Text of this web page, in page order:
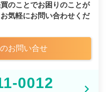
のことでお困りのことが
お気軽にお問い合わせくだ
お問い合せ
0012